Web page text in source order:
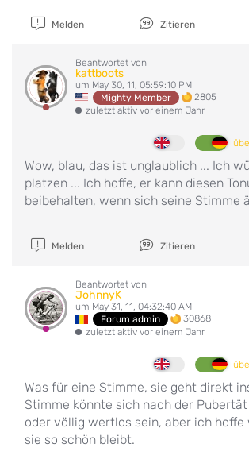
Melden Zitieren
Beantwortet von
kattboots
um May 30, 11, 05:59:10 PM
Mighty Member
2805
zuletzt aktiv vor einem Jahr
Wow, blau, das ist unglaublich ... Ich
platzen ... Ich hoffe, er kann diesen
beibehalten, wenn sich seine Stimme
Melden Zitieren
Beantwortet von
JohnnyK
um May 31, 11, 04:32:40 AM
Forum admin
30868
zuletzt aktiv vor einem Jahr
Was für eine Stimme, sie geht direkt
Stimme könnte sich nach der
oder völlig wertlos sein, aber ich hoffe
sie so schön bleibt.